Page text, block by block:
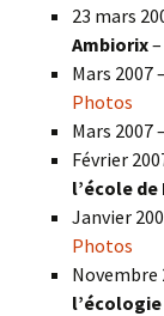
23 mars
Ambiorix–
Mars 2007 –
Photos
Mars 2007 –
Février
l’école de
Janvier
Photos
Novembre